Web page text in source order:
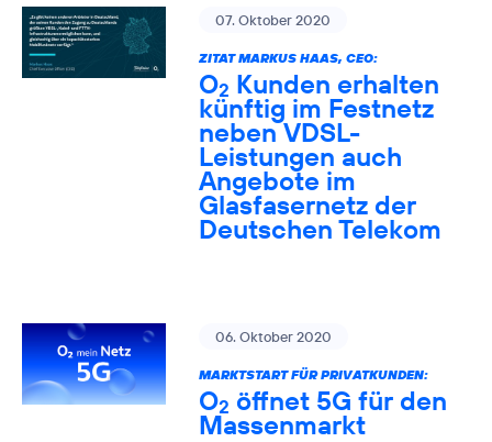
07. Oktober 2020
ZITAT MARKUS HAAS, CEO:
O2 Kunden erhalten
künftig im Festnetz
neben VDSL-
Leistungen auch
Angebote im
Glasfasernetz der
Deutschen Telekom
06. Oktober 2020
MARKTSTART FÜR PRIVATKUNDEN:
O2 öffnet 5G für den
Massenmarkt